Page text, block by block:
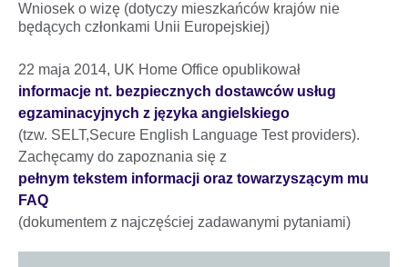
Wniosek o wizę (dotyczy mieszkańców krajów nie
będących członkami Unii Europejskiej)
22 maja 2014, UK Home Office opublikował
informacje nt. bezpiecznych dostawców usług
egzaminacyjnych z języka angielskiego
(tzw. SELT,Secure English Language Test providers).
Zachęcamy do zapoznania się z
pełnym tekstem informacji oraz towarzyszącym mu
FAQ
(dokumentem z najczęściej zadawanymi pytaniami)